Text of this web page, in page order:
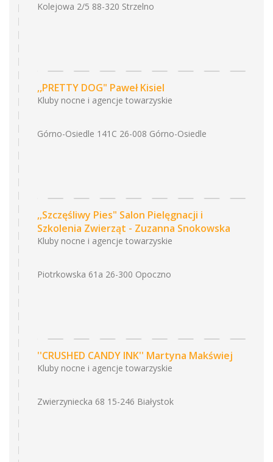
Kolejowa 2/5 88-320 Strzelno
,,PRETTY DOG" Paweł Kisiel
Kluby nocne i agencje towarzyskie
Górno-Osiedle 141C 26-008 Górno-Osiedle
,,Szczęśliwy Pies" Salon Pielęgnacji i
Szkolenia Zwierząt - Zuzanna Snokowska
Kluby nocne i agencje towarzyskie
Piotrkowska 61a 26-300 Opoczno
''CRUSHED CANDY INK'' Martyna Makświej
Kluby nocne i agencje towarzyskie
Zwierzyniecka 68 15-246 Białystok